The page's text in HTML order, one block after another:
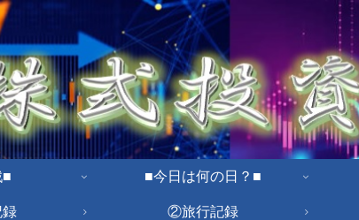
■ ■今日は何の日？■
②旅行記録